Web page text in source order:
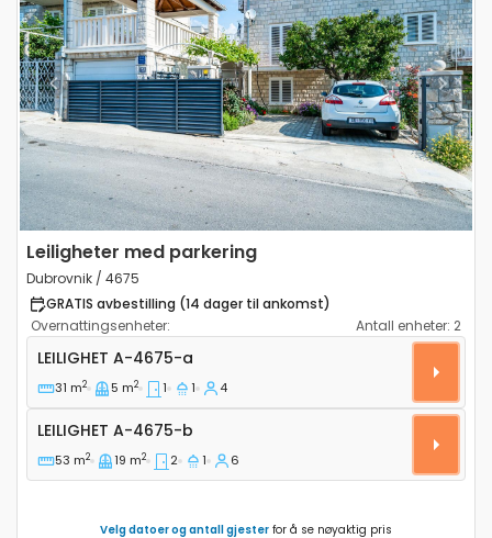
Previous Next
Leiligheter med parkering
Dubrovnik / 4675
GRATIS avbestilling (14 dager til ankomst)
Overnattingsenheter:
Antall enheter: 2
Ettroms leilighet Dubrovnik A-4675-a
LEILIGHET A-4675-a
31 m2 5 m2 1 1 4
Leilighet A-4675-b
LEILIGHET A-4675-b
53 m2 19 m2 2 1 6
Velg datoer og antall gjester for å se nøyaktig pris